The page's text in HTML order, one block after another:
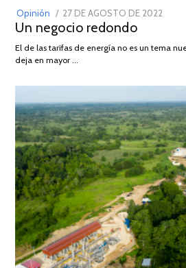
Opinión
POSTED
ON
27 DE AGOSTO DE 2022
DE
Un negocio redondo
El de las tarifas de energía no es un tema
deja en mayor …